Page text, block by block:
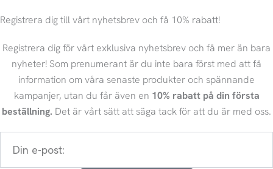
Registrera dig till vårt nyhetsbrev och få 10% rabatt!
Registrera dig för vårt exklusiva nyhetsbrev och få mer än bara
nyheter! Som prenumerant är du inte bara först med att få
information om våra senaste produkter och spännande
kampanjer, utan du får även en 10% rabatt på din första
beställning. Det är vårt sätt att säga tack för att du är med oss.